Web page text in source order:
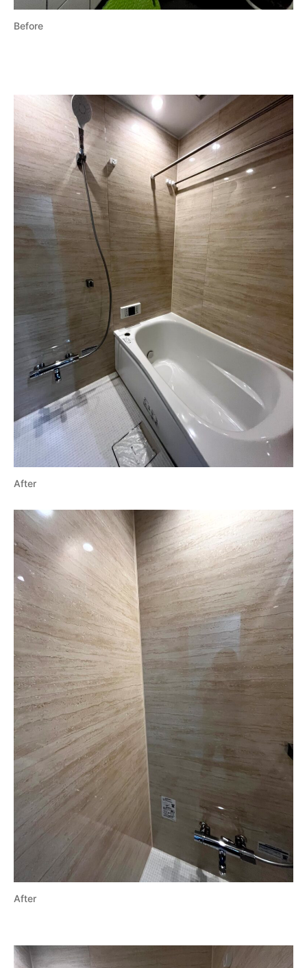
Before
After
After